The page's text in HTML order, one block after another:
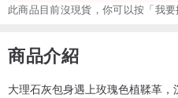
此商品目前沒現貨，你可以按「我
商品介紹
大理石灰包身遇上玫瑰色植鞣革